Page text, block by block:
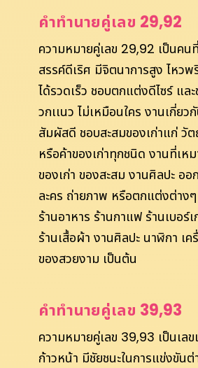
คำทำนายคู่เลข 29,92
ความหมายคู่เลข 29,92 เป็นคน
สรรค์ดีเริศ มีจิตนาการสูง ไหวพ
ได้รวดเร็ว ชอบตกแต่งดีไซร์ และ
วกเเนว ไม่เหมือนใคร งานเกี่ยว
สัมผัสดี ชอบสะสมของเก่าแก่ วั
หรือค้าของเก่าทุกชนิด งานที่เห
ของเก่า ของสะสม งานศิลปะ อ
ละคร ถ่ายภาพ หรือตกแต่งต่าง
ร้านอาหาร ร้านกาแฟ ร้านเบอร์
ร้านเสื้อผ้า งานศิลปะ นาฬิกา เค
ของสวยงาม เป็นต้น
คำทำนายคู่เลข 39,93
ความหมายคู่เลข 39,93 เป็นเลข
ก้าวหน้า มีชัยชนะในการแข่งขันต่